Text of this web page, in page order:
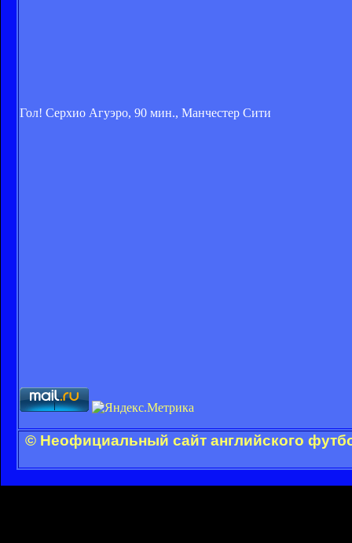
Гол! Серхио Агуэро, 90 мин., Манчестер Сити
© Неофициальный сайт английского